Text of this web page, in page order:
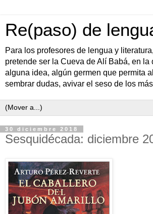
Re(paso) de
Para los profesores de lengua y
pretende ser la Cueva de Alí Babá, en la
alguna idea, algún germen que permita
sembrar dudas, avivar el seso de los
30 diciembre 2018
Sesquidécada: diciembre